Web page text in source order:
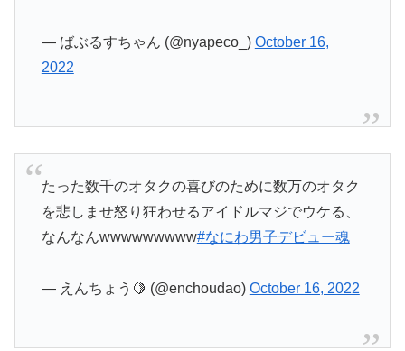
— ばぶるすちゃん (@nyapeco_) October 16,
2022
たった数千のオタクの喜びのために数万のオタク
を悲しませ怒り狂わせるアイドルマジでウケる、
なんなんwwwwwwwww#なにわ男子デビュー魂
— えんちょう🍋 (@enchoudao) October 16, 2022